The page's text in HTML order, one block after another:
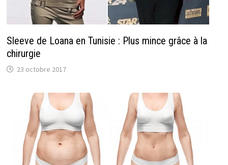
Sleeve de Loana en Tunisie : Plus mince grâce à la
chirurgie
23 octobre 2017